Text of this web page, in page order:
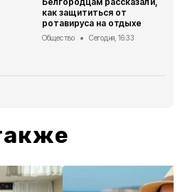
как защититься от
ротавируса на отдыхе
Общество Сегодня, 16:33